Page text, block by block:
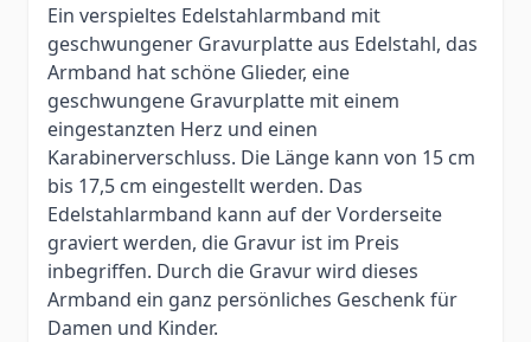
Ein verspieltes Edelstahlarmband mit
geschwungener Gravurplatte aus Edelstahl, das
Armband hat schöne Glieder, eine
geschwungene Gravurplatte mit einem
eingestanzten Herz und einen
Karabinerverschluss. Die Länge kann von 15 cm
bis 17,5 cm eingestellt werden. Das
Edelstahlarmband kann auf der Vorderseite
graviert werden, die Gravur ist im Preis
inbegriffen. Durch die Gravur wird dieses
Armband ein ganz persönliches Geschenk für
Damen und Kinder.